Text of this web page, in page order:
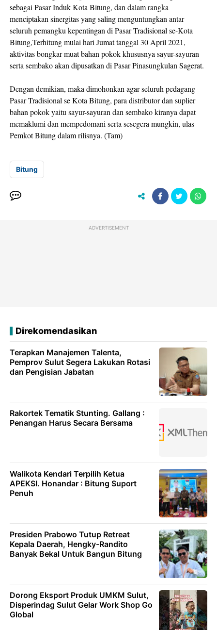
sebagai Pasar Induk Kota Bitung, dan dalam rangka
menciptakan sinergitas yang saling menguntungkan antar
seluruh pemangku kepentingan di Pasar Tradisional se-Kota
Bitung,Terhitung mulai hari Jumat tanggal 30 April 2021,
aktivitas bongkar muat bahan pokok khususnya sayur-sayuran
serta sembako akan dipusatkan di Pasar Pinasungkulan Sagerat.
Dengan demikian, maka dimohonkan agar seluruh pedagang
Pasar Tradisional se Kota Bitung, para distributor dan suplier
bahan pokok yaitu sayur-sayuran dan sembako kiranya dapat
memaklumi dan mempedomani serta sesegera mungkin, ulas
Pemkot Bitung dalam rilisnya. (Tam)
Bitung
ADVERTISEMENT
Direkomendasikan
Terapkan Manajemen Talenta,
Pemprov Sulut Segera Lakukan Rotasi
dan Pengisian Jabatan
Rakortek Tematik Stunting. Gallang :
Penangan Harus Secara Bersama
Walikota Kendari Terpilih Ketua
APEKSI. Honandar : Bitung Suport
Penuh
Presiden Prabowo Tutup Retreat
Kepala Daerah, Hengky-Randito
Banyak Bekal Untuk Bangun Bitung
Dorong Eksport Produk UMKM Sulut,
Disperindag Sulut Gelar Work Shop Go
Global